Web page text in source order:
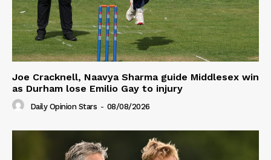
Joe Cracknell, Naavya Sharma guide Middlesex win
as Durham lose Emilio Gay to injury
Daily Opinion Stars - 08/08/2026